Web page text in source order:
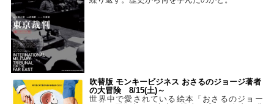
吹替版 モンキービジネス おさるのジョージ著者
の大冒険 8/15(土)～
世界中で愛されている絵本「おさるのジョー